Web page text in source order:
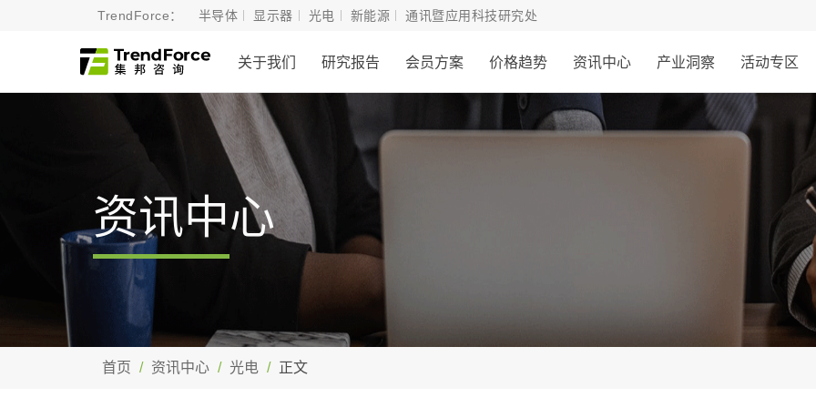
TrendForce： 半导体 显示器 光电 新能源 通讯暨应用科技研究处
关于我们 研究报告 会员方案 价格趋势 资讯中心 产业洞察 活动专区
资讯中心
首页 资讯中心 光电 正文